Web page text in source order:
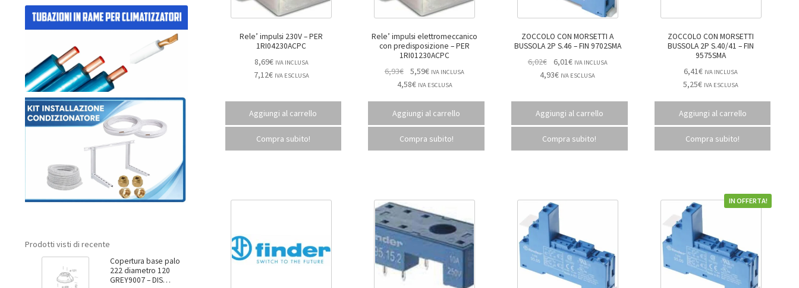
Rele’ impulsi 230V – PER
1RI04230ACPC
8,69€ IVA INCLUSA
7,12€ IVA ESCLUSA
Aggiungi al carrello
Compra subito!
Rele’ impulsi elettromeccanico
con predisposizione – PER
1RI01230ACPC
6,93€ 5,59€ IVA INCLUSA
4,58€ IVA ESCLUSA
Aggiungi al carrello
Compra subito!
ZOCCOLO CON MORSETTI A
BUSSOLA 2P S.46 – FIN 9702SMA
6,02€ 6,01€ IVA INCLUSA
4,93€ IVA ESCLUSA
Aggiungi al carrello
Compra subito!
ZOCCOLO CON MORSETTI
BUSSOLA 2P S.40/41 – FIN
9575SMA
6,41€ IVA INCLUSA
5,25€ IVA ESCLUSA
Aggiungi al carrello
Compra subito!
IN OFFERTA!
Prodotti visti di recente
Copertura base palo
222 diametro 120
GREY9007 – DIS